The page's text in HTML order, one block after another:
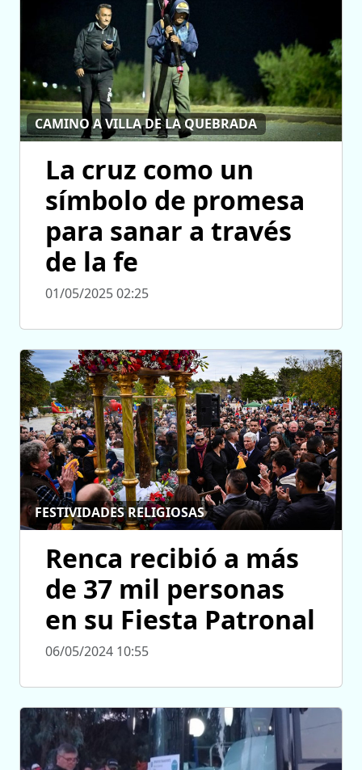
CAMINO A VILLA DE LA QUEBRADA
La cruz como un
símbolo de promesa
para sanar a través
de la fe
01/05/2025 02:25
FESTIVIDADES RELIGIOSAS
Renca recibió a más
de 37 mil personas
en su Fiesta Patronal
06/05/2024 10:55